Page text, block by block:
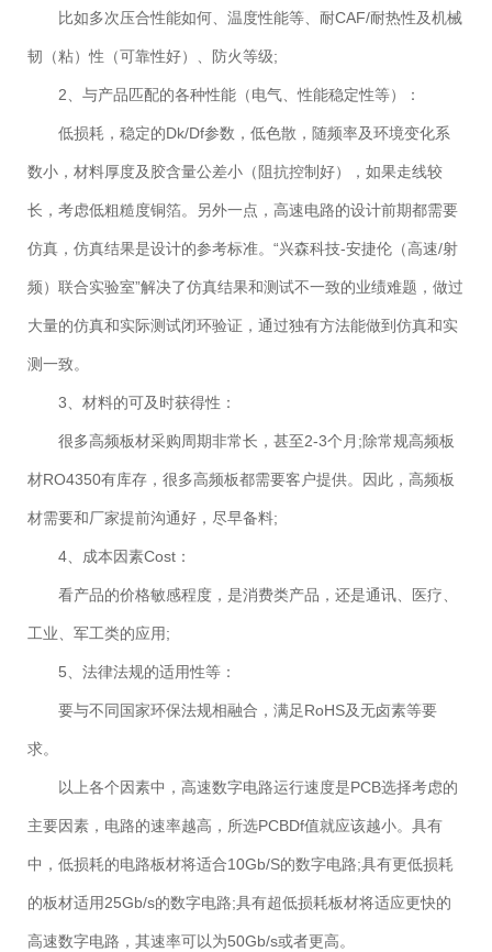
比如多次压合性能如何、温度性能等、耐CAF/耐热性及机械
韧（粘）性（可靠性好）、防火等级;
2、与产品匹配的各种性能（电气、性能稳定性等）：
低损耗，稳定的Dk/Df参数，低色散，随频率及环境变化系
数小，材料厚度及胶含量公差小（阻抗控制好），如果走线较
长，考虑低粗糙度铜箔。另外一点，高速电路的设计前期都需要
仿真，仿真结果是设计的参考标准。“兴森科技-安捷伦（高速/射
频）联合实验室”解决了仿真结果和测试不一致的业绩难题，做过
大量的仿真和实际测试闭环验证，通过独有方法能做到仿真和实
测一致。
3、材料的可及时获得性：
很多高频板材采购周期非常长，甚至2-3个月;除常规高频板
材RO4350有库存，很多高频板都需要客户提供。因此，高频板
材需要和厂家提前沟通好，尽早备料;
4、成本因素Cost：
看产品的价格敏感程度，是消费类产品，还是通讯、医疗、
工业、军工类的应用;
5、法律法规的适用性等：
要与不同国家环保法规相融合，满足RoHS及无卤素等要
求。
以上各个因素中，高速数字电路运行速度是PCB选择考虑的
主要因素，电路的速率越高，所选PCBDf值就应该越小。具有
中，低损耗的电路板材将适合10Gb/S的数字电路;具有更低损耗
的板材适用25Gb/s的数字电路;具有超低损耗板材将适应更快的
高速数字电路，其速率可以为50Gb/s或者更高。